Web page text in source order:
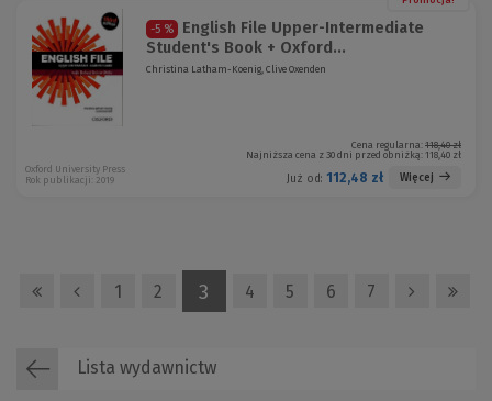
-5 %
English File Upper-Intermediate
Student's Book + Oxford...
Christina Latham-Koenig, Clive Oxenden
Cena regularna: 118,40 zł
Najniższa cena z 30 dni przed obniżką: 118,40 zł
Już od: 112,48 zł Więcej
Oxford University Press
Rok publikacji: 2019
1 2 3 4 5 6 7
Lista wydawnictw